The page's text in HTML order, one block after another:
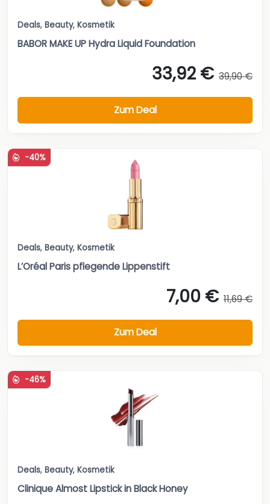
Deals, Beauty, Kosmetik
BABOR MAKE UP Hydra Liquid Foundation
33,92 € 39,90 €
Zum Deal
-40%
Deals, Beauty, Kosmetik
L’Oréal Paris pflegende Lippenstift
7,00 € 11,69 €
Zum Deal
-46%
Deals, Beauty, Kosmetik
Clinique Almost Lipstick in Black Honey